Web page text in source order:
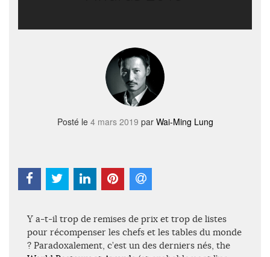
Posté le 4 mars 2019 par Wai-Ming Lung
Y a-t-il trop de remises de prix et trop de listes
pour récompenser les chefs et les tables du monde
? Paradoxalement, c’est un des derniers nés, the